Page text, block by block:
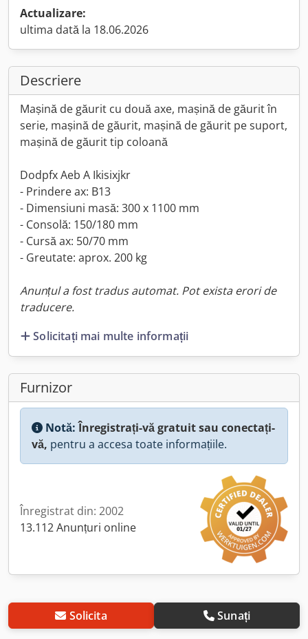
Actualizare:
ultima dată la 18.06.2026
Descriere
Mașină de găurit cu două axe, mașină de găurit în
serie, mașină de găurit, mașină de găurit pe suport,
mașină de găurit tip coloană
Dodpfx Aeb A Ikisixjkr
- Prindere ax: B13
- Dimensiuni masă: 300 x 1100 mm
- Consolă: 150/180 mm
- Cursă ax: 50/70 mm
- Greutate: aprox. 200 kg
Anunțul a fost tradus automat. Pot exista erori de
traducere.
Solicitați mai multe informații
Furnizor
Notă:Înregistrați-vă gratuit sau conectați-
vă, pentru a accesa toate informațiile.
Înregistrat din: 2002
13.112 Anunțuri online
Solicita Sunați